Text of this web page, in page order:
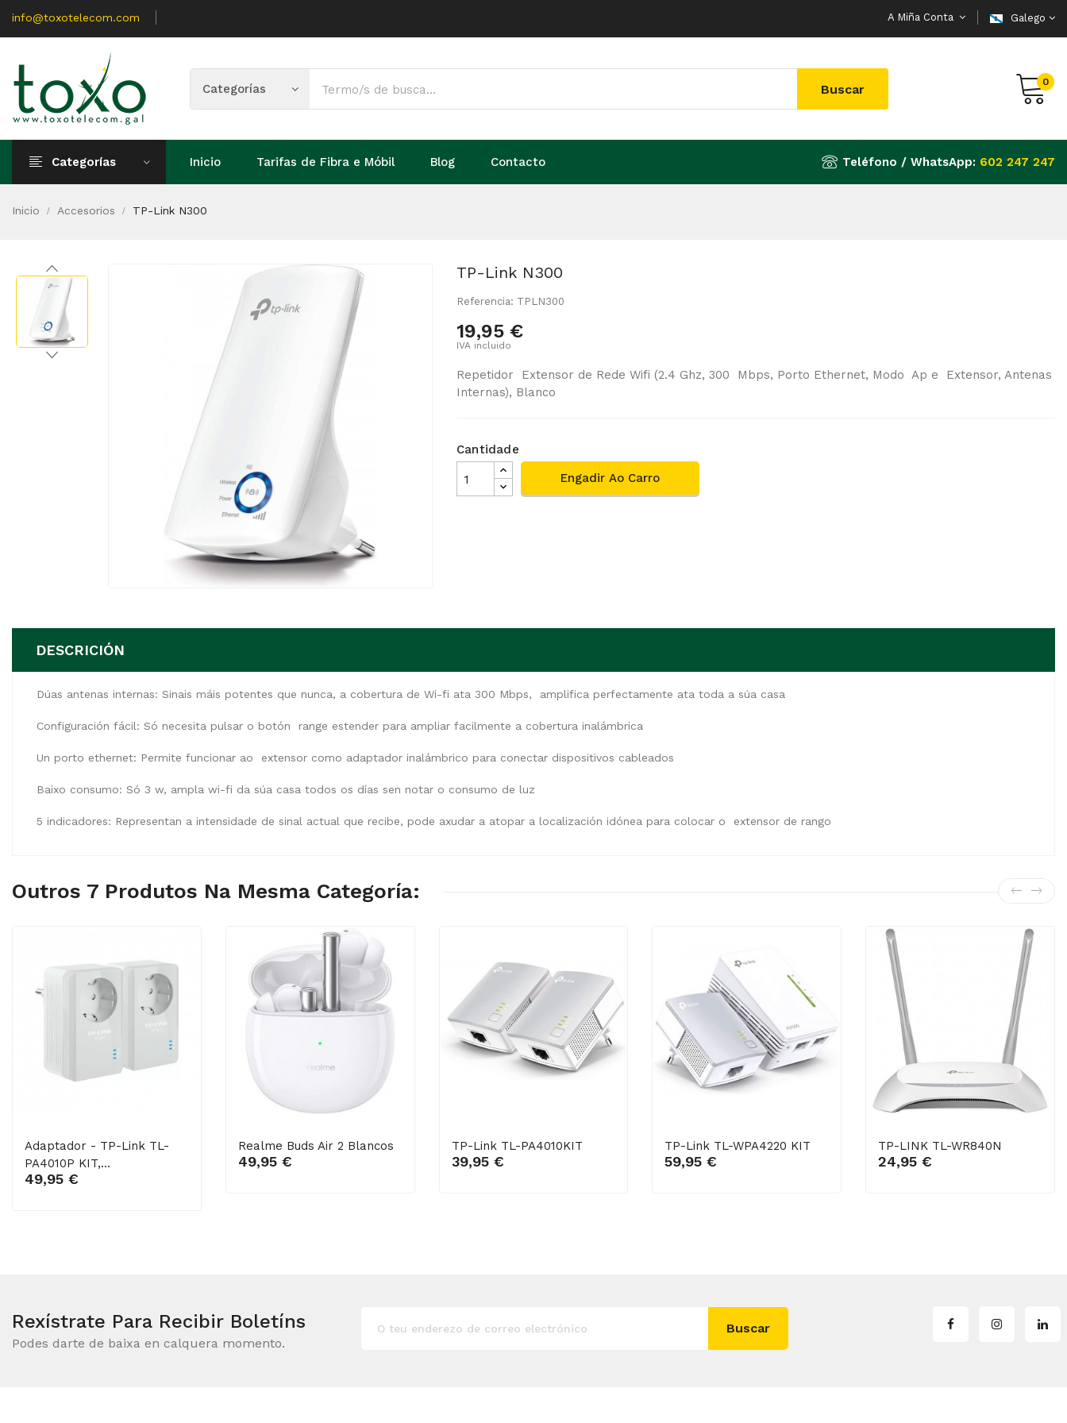
Galego
info@toxotelecom.com A Miña Conta
0
Buscar
Categorías Inicio Tarifas de Fibra e Móbil Blog Contacto Teléfono / WhatsApp: 602 247 247
Inicio Accesorios TP-Link N300
TP-Link N300
Referencia: TPLN300
19,95 €
IVA incluido
Repetidor Extensor de Rede Wifi (2.4 Ghz, 300 Mbps, Porto Ethernet, Modo Ap e Extensor, Antenas
Internas), Blanco
Cantidade
Engadir Ao Carro
DESCRICIÓN
Dúas antenas internas: Sinais máis potentes que nunca, a cobertura de Wi-fi ata 300 Mbps, amplifica perfectamente ata toda a súa casa
Configuración fácil: Só necesita pulsar o botón range estender para ampliar facilmente a cobertura inalámbrica
Un porto ethernet: Permite funcionar ao extensor como adaptador inalámbrico para conectar dispositivos cableados
Baixo consumo: Só 3 w, ampla wi-fi da súa casa todos os días sen notar o consumo de luz
5 indicadores: Representan a intensidade de sinal actual que recibe, pode axudar a atopar a localización idónea para colocar o extensor de rango
Outros 7 Produtos Na Mesma Categoría:
Adaptador - TP-Link TL-
PA4010P KIT,...
49,95 €
Engadir ao carro
Realme Buds Air 2 Blancos
49,95 €
Engadir ao carro TP-Link TL-PA4010KIT
39,95 €
Engadir ao carro TP-Link TL-WPA4220 KIT
59,95 €
Engadir ao carro TP-LINK TL-WR840N
24,95 €
Engadir ao carro
Rexístrate Para Recibir Boletíns
Podes darte de baixa en calquera momento.
Buscar